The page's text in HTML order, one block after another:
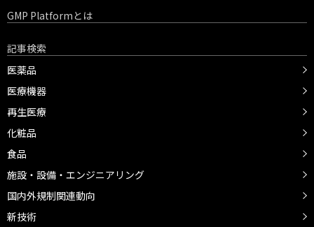
GMP Platformとは
記事検索
医薬品
医療機器
再生医療
化粧品
食品
施設・設備・エンジニアリング
国内外規制関連動向
新技術